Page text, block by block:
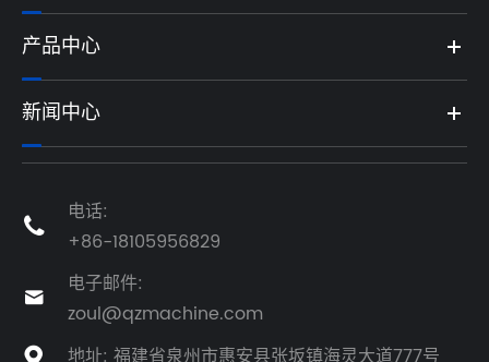
产品中心
新闻中心

电话:
+86-18105956829

电子邮件:
zoul@qzmachine.com
